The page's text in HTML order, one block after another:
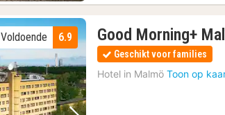
6.9
Voldoende Good Morning+
Geschikt voor families
Hotel in Malmö Toon op